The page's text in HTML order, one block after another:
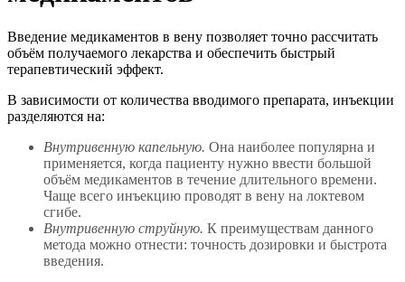
Введение медикаментов в вену позволяет точно рассчитать
объём получаемого лекарства и обеспечить быстрый
терапевтический эффект.
В зависимости от количества вводимого препарата, инъекции
разделяются на:
Внутривенную капельную. Она наиболее популярна и
применяется, когда пациенту нужно ввести большой
объём медикаментов в течение длительного времени.
Чаще всего инъекцию проводят в вену на локтевом
сгибе.
Внутривенную струйную. К преимуществам данного
метода можно отнести: точность дозировки и быстрота
введения.